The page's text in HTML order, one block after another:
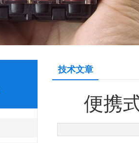
技术文章
便携